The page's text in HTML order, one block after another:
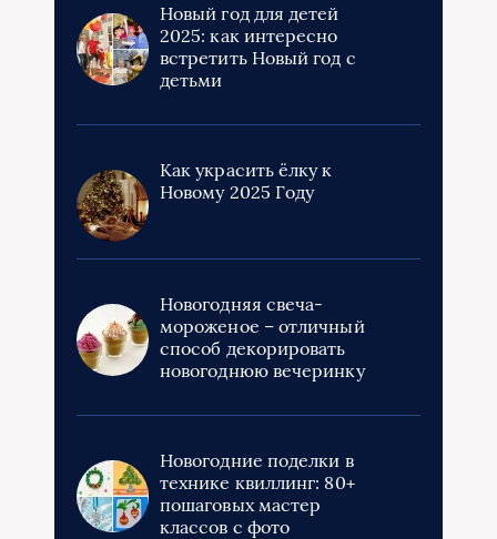
Новый год для детей
2025: как интересно
встретить Новый год с
детьми
Как украсить ёлку к
Новому 2025 Году
Новогодняя свеча-
мороженое – отличный
способ декорировать
новогоднюю вечеринку
Новогодние поделки в
технике квиллинг: 80+
пошаговых мастер
классов с фото